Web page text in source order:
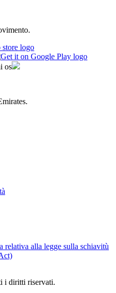
os
relativa alla legge sulla schiavitù
i diritti riservati.